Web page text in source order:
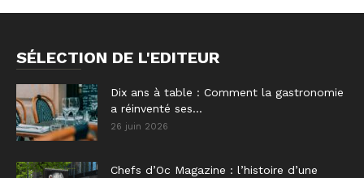
SÉLECTION DE L'EDITEUR
Dix ans à table : Comment la gastronomie
a réinventé ses...
26 juin 2026
Chefs d’Oc Magazine : l’histoire d’une